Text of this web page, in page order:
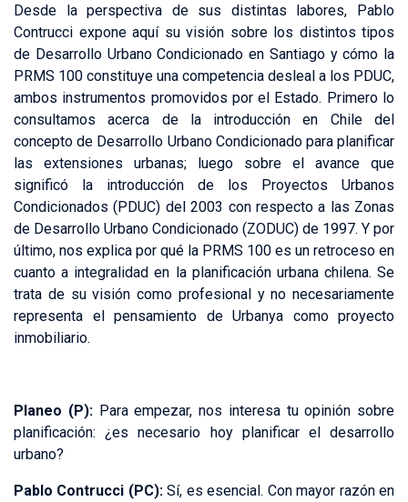
Desde la perspectiva de sus distintas labores, Pablo
Contrucci expone aquí su visión sobre los distintos tipos
de Desarrollo Urbano Condicionado en Santiago y cómo la
PRMS 100 constituye una competencia desleal a los PDUC,
ambos instrumentos promovidos por el Estado. Primero lo
consultamos acerca de la introducción en Chile del
concepto de Desarrollo Urbano Condicionado para planificar
las extensiones urbanas; luego sobre el avance que
significó la introducción de los Proyectos Urbanos
Condicionados (PDUC) del 2003 con respecto a las Zonas
de Desarrollo Urbano Condicionado (ZODUC) de 1997. Y por
último, nos explica por qué la PRMS 100 es un retroceso en
cuanto a integralidad en la planificación urbana chilena. Se
trata de su visión como profesional y no necesariamente
representa el pensamiento de Urbanya como proyecto
inmobiliario.
Planeo (P): Para empezar, nos interesa tu opinión sobre
planificación: ¿es necesario hoy planificar el desarrollo
urbano?
Pablo Contrucci (PC):Sí, es esencial. Con mayor razón en